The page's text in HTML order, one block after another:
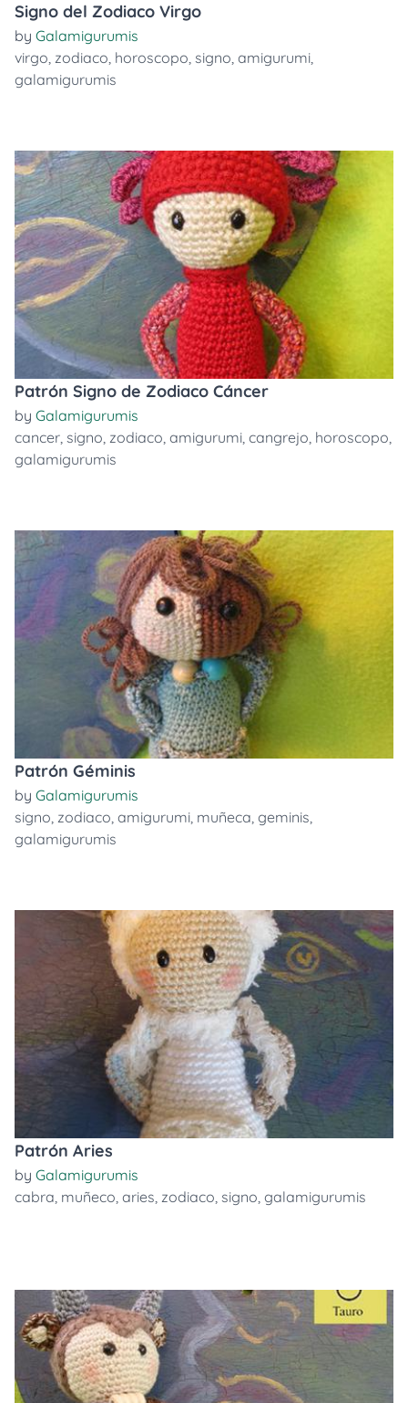
Signo del Zodiaco Virgo
by Galamigurumis
virgo, zodiaco, horoscopo, signo, amigurumi,
galamigurumis
Patrón Signo de Zodiaco Cáncer
by Galamigurumis
cancer, signo, zodiaco, amigurumi, cangrejo, horoscopo,
galamigurumis
Patrón Géminis
by Galamigurumis
signo, zodiaco, amigurumi, muñeca, geminis,
galamigurumis
Patrón Aries
by Galamigurumis
cabra, muñeco, aries, zodiaco, signo, galamigurumis